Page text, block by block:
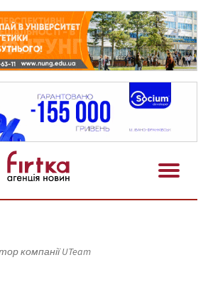
компанії UTeam